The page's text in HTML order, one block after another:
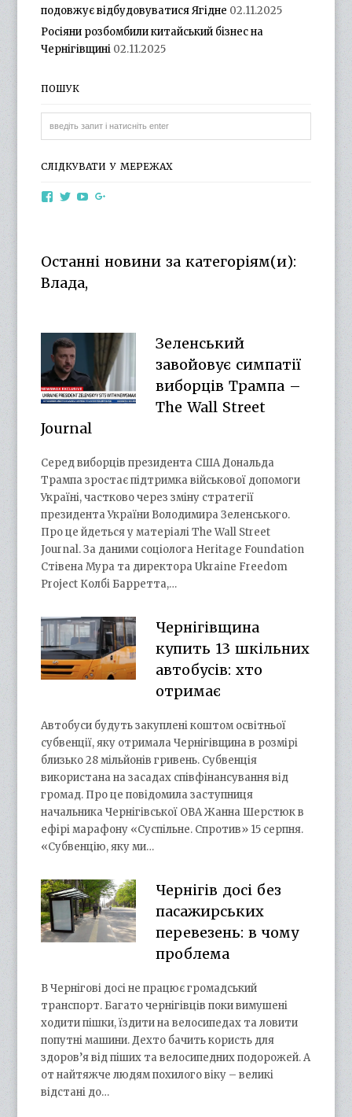
подовжує відбудовуватися Ягідне 02.11.2025
Росіяни розбомбили китайський бізнес на
Чернігівщині 02.11.2025
ПОШУК
СЛІДКУВАТИ У МЕРЕЖАХ
ViewViewView
YouTube
Останні новини за категоріям(и):
Влада,
Зеленський
завойовує симпатії
виборців Трампа –
The Wall Street
Journal
Серед виборців президента США Дональда
Трампа зростає підтримка військової допомоги
Україні, частково через зміну стратегії
президента України Володимира Зеленського.
Про це йдеться у матеріалі The Wall Street
Journal. За даними соціолога Heritage Foundation
Стівена Мура та директора Ukraine Freedom
Project Колбі Барретта,…
Чернігівщина
купить 13 шкільних
автобусів: хто
отримає
Автобуси будуть закуплені коштом освітньої
субвенції, яку отримала Чернігівщина в розмірі
близько 28 мільйонів гривень. Субвенція
використана на засадах співфінансування від
громад. Про це повідомила заступниця
начальника Чернігівської ОВА Жанна Шерстюк в
ефірі марафону «Суспільне. Спротив» 15 серпня.
«Субвенцію, яку ми…
Чернігів досі без
пасажирських
перевезень: в чому
проблема
В Чернігові досі не працює громадський
транспорт. Багато чернігівців поки вимушені
ходити пішки, їздити на велосипедах та ловити
попутні машини. Дехто бачить користь для
здоров’я від піших та велосипедних подорожей. А
от найтяжче людям похилого віку – великі
відстані до…